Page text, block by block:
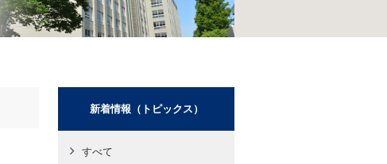
新着情報（トピックス）
すべて